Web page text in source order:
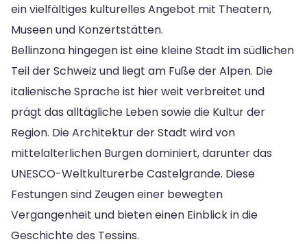
ein vielfältiges kulturelles Angebot mit Theatern,
Museen und Konzertstätten.
Bellinzona hingegen ist eine kleine Stadt im südlichen
Teil der Schweiz und liegt am Fuße der Alpen. Die
italienische Sprache ist hier weit verbreitet und
prägt das alltägliche Leben sowie die Kultur der
Region. Die Architektur der Stadt wird von
mittelalterlichen Burgen dominiert, darunter das
UNESCO-Weltkulturerbe Castelgrande. Diese
Festungen sind Zeugen einer bewegten
Vergangenheit und bieten einen Einblick in die
Geschichte des Tessins.